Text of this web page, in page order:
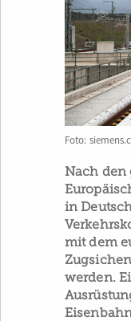
Foto:
Nach den
in
mit dem
werden.